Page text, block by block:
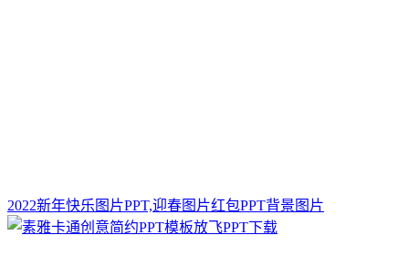
2022新年快乐图片PPT,迎春图片红包PPT背景图片